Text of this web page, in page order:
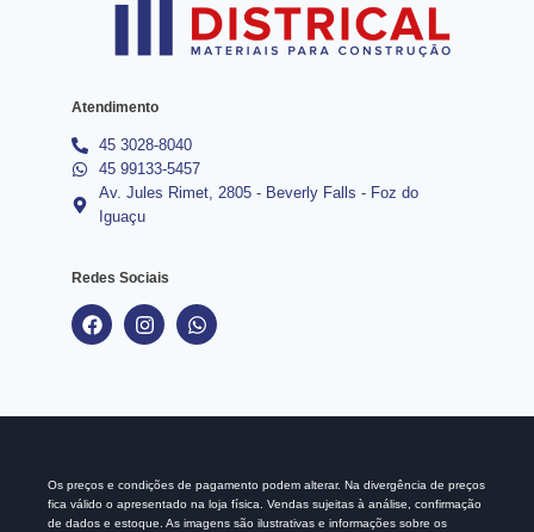
Atendimento
45 3028-8040
45 99133-5457
Av. Jules Rimet, 2805 - Beverly Falls - Foz do
Iguaçu
Redes Sociais
Os preços e condições de pagamento podem alterar. Na divergência de preços
fica válido o apresentado na loja física. Vendas sujeitas à análise, confirmação
de dados e estoque. As imagens são ilustrativas e informações sobre os